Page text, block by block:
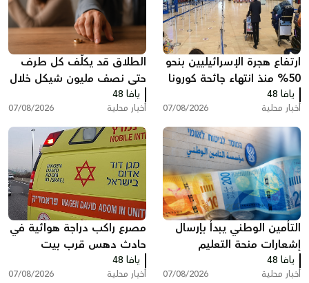
ارتفاع هجرة الإسرائيليين بنحو
50% منذ انتهاء جائحة كورونا
وخسائر ضريبية بمليارات
الشواكل
يافا 48
أخبار محلية 07/08/2026
الطلاق قد يكلّف كل طرف
حتى نصف مليون شيكل خلال
عام واحد في البلاد
يافا 48
أخبار محلية 07/08/2026
التأمين الوطني يبدأ بإرسال
إشعارات منحة التعليم
يافا 48
أخبار محلية 07/08/2026
مصرع راكب دراجة هوائية في
حادث دهس قرب بيت
شيمش
يافا 48
أخبار محلية 07/08/2026